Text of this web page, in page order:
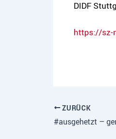
DIDF
https://sz-
ZURÜCK